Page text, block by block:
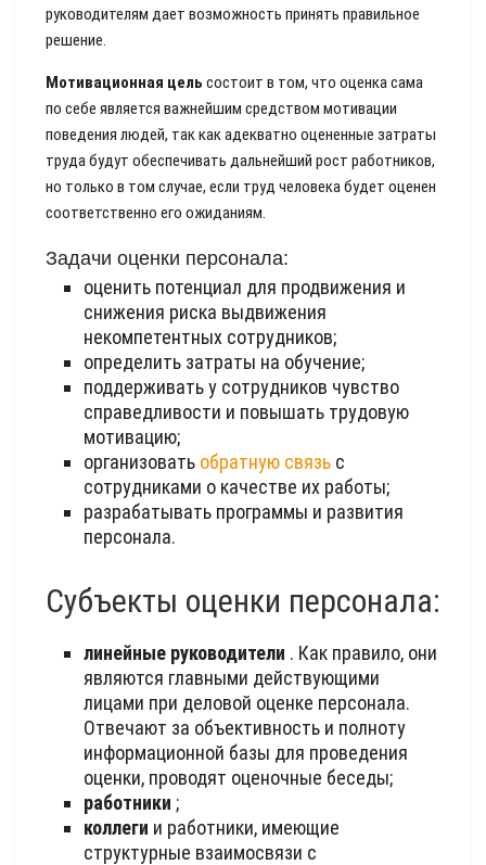
руководителям дает возможность принять правильное
решение.
Мотивационная цель состоит в том, что оценка сама
по себе является важнейшим средством мотивации
поведения людей, так как адекватно оцененные затраты
труда будут обеспечивать дальнейший рост работников,
но только в том случае, если труд человека будет оценен
соответственно его ожиданиям.
Задачи оценки персонала:
оценить потенциал для продвижения и
снижения риска выдвижения
некомпетентных сотрудников;
определить затраты на обучение;
поддерживать у сотрудников чувство
справедливости и повышать трудовую
мотивацию;
организовать обратную связь с
сотрудниками о качестве их работы;
разрабатывать программы и развития
персонала.
Субъекты оценки персонала:
линейные руководители . Как правило, они
являются главными действующими
лицами при деловой оценке персонала.
Отвечают за объективность и полноту
информационной базы для проведения
оценки, проводят оценочные беседы;
работники ;
коллеги и работники, имеющие
структурные взаимосвязи с